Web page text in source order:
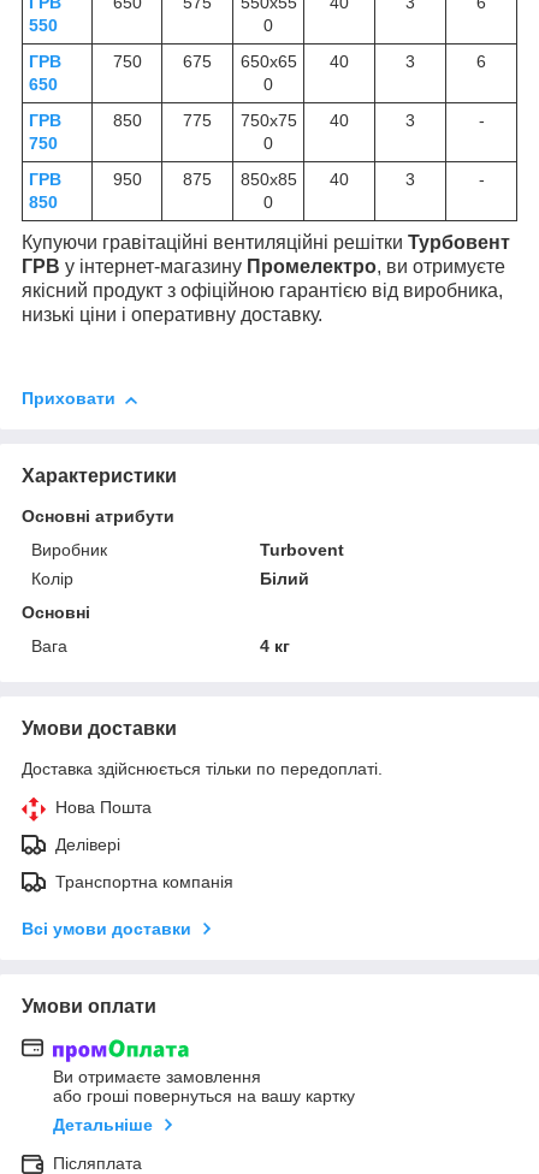
550
0
ГРВ
650
750 675
650х65
0
40 3 6
ГРВ
750
850 775
750х75
0
40 3 -
ГРВ
850
950 875
850х85
0
40 3 -
Купуючи гравітаційні вентиляційні решітки Турбовент
ГРВ у інтернет-магазину Промелектро, ви отримуєте
якісний продукт з офіційною гарантією від виробника,
низькі ціни і оперативну доставку.
Приховати
Характеристики
Основні атрибути
Виробник
Turbovent
Колір
Білий
Основні
Вага
4 кг
Умови доставки
Доставка здійснюється тільки по передоплаті.
Нова Пошта
Делівері
Транспортна компанія
Всі умови доставки
Умови оплати
Ви отримаєте замовлення
або гроші повернуться на вашу картку
Детальніше
Післяплата